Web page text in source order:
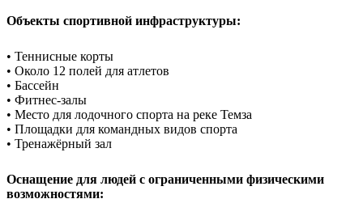
Объекты спортивной инфраструктуры:
• Теннисные корты
• Около 12 полей для атлетов
• Бассейн
• Фитнес-залы
• Место для лодочного спорта на реке Темза
• Площадки для командных видов спорта
• Тренажёрный зал
Оснащение для людей с ограниченными физическими
возможностями: